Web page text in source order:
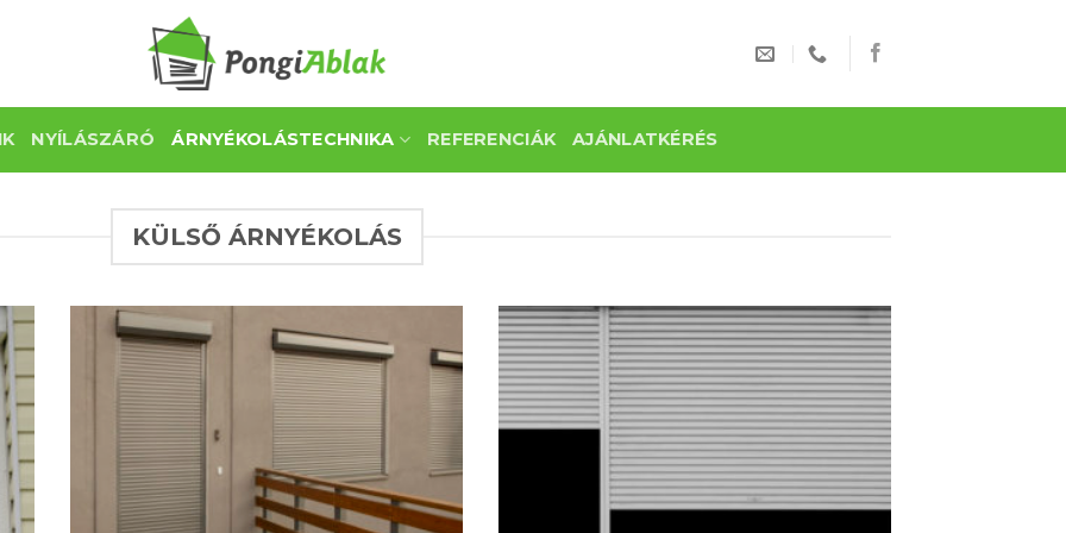
NYÍLÁSZÁRÓ ÁRNYÉKOLÁSTECHNIKA REFERENCIÁK AJÁNLATKÉRÉS
KÜLSŐ ÁRNYÉKOLÁS